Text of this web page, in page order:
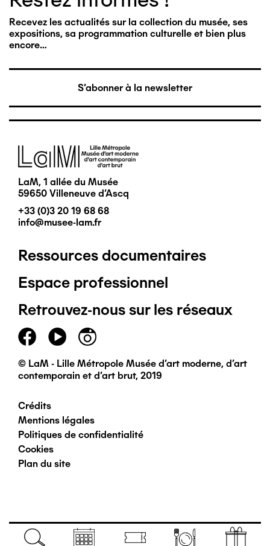
Navigation
Recevez les actualités sur la collection du musée, ses
expositions, sa programmation culturelle et bien plus
encore…
S'abonner à la newsletter
Image
LaM, 1 allée du Musée
59650 Villeneuve d'Ascq
+33 (0)3 20 19 68 68
info@musee-lam.fr
Pied
de
page
principal
Ressources documentaires
Espace professionnel
Retrouvez-nous sur les réseaux
© LaM - Lille Métropole Musée d'art moderne, d'art
contemporain et d'art brut, 2019
Pied
de
page
Crédits
Mentions légales
Politiques de confidentialité
Cookies
Plan du site